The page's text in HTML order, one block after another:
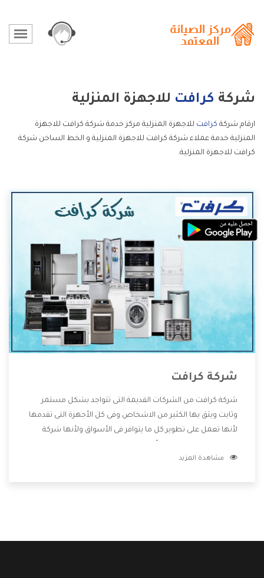
شركة كرافت للاجهزة المنزلية
ارقام شركة كرافت للاجهزة المنزلية مركز خدمة شركة كرافت للاجهزة
المنزلية خدمة عملاء شركة كرافت للاجهزة المنزلية و الخط الساخن شركة
كرافت للاجهزة المنزلية.
شركة كرافت
شركة كرافت من الشركات القديمة التى تتواجد بشكل مستمر
وثابت ويثق بها الكثير من الاشخاص وفى كل الأجهزة التى تقدمها
لأنها تعمل على تطوير كل ما يتوافر فى الأسواق ولأنها شركة
وتقدم للعملاء أقوى العروض والخصومات التى تسهل على
مشاهدة المزيد